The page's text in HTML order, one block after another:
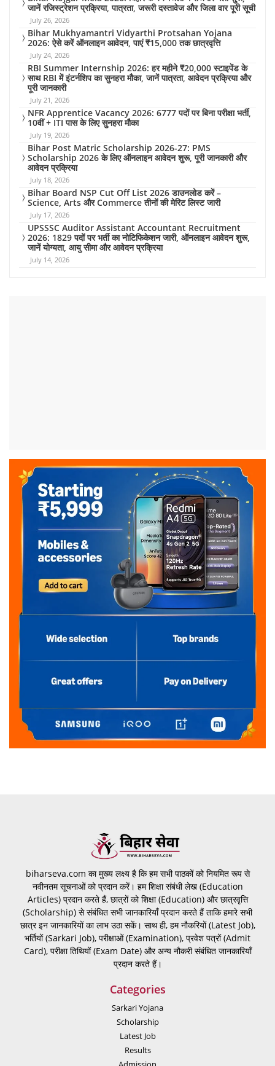
जानें रजिस्ट्रेशन प्रक्रिया, पात्रता, जरूरी दस्तावेज और जिला वार पूरी सूची
July 26, 2026
Bihar Mukhyamantri Vidyarthi Protsahan Yojana
2026: ऐसे करें ऑनलाइन आवेदन, पाएं ₹15,000 तक छात्रवृत्ति
July 24, 2026
RBI Summer Internship 2026: हर महीने ₹20,000 स्टाइपेंड के
साथ RBI में इंटर्नशिप का सुनहरा मौका, जानें पात्रता, आवेदन प्रक्रिया और
पूरी जानकारी
July 21, 2026
NFR Apprentice Vacancy 2026: 6777 पदों पर बिना परीक्षा भर्ती,
10वीं + ITI पास के लिए सुनहरा मौका
July 19, 2026
Bihar Post Matric Scholarship 2026-27: PMS
Scholarship 2026 के लिए ऑनलाइन आवेदन शुरू, पूरी जानकारी और
आवेदन प्रक्रिया
July 18, 2026
Bihar Board NSP Cut Off List 2026 डाउनलोड करें –
Science, Arts और Commerce तीनों की मेरिट लिस्ट जारी
July 17, 2026
UPSSSC Auditor Assistant Accountant Recruitment
2026: 1829 पदों पर भर्ती का नोटिफिकेशन जारी, ऑनलाइन आवेदन शुरू,
जानें योग्यता, आयु सीमा और आवेदन प्रक्रिया
July 14, 2026
biharseva.com का मुख्य लक्ष्य है कि हम सभी पाठकों को नियमित रूप से
नवीनतम सूचनाओं को प्रदान करें। हम शिक्षा संबंधी लेख (Education
Articles) प्रदान करते हैं, छात्रों को शिक्षा (Education) और छात्रवृत्ति
(Scholarship) से संबंधित सभी जानकारियाँ प्रदान करते हैं ताकि हमारे सभी
छात्र इन जानकारियों का लाभ उठा सकें। साथ ही, हम नौकरियों (Latest Job),
भर्तियों (Sarkari Job), परीक्षाओं (Examination), प्रवेश पत्रों (Admit
Card), परीक्षा तिथियों (Exam Date) और अन्य नौकरी संबंधित जानकारियाँ
प्रदान करते हैं।
Categories
Sarkari Yojana
Scholarship
Latest Job
Results